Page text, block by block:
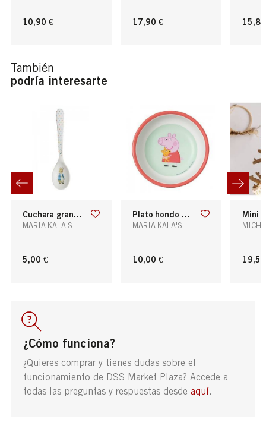
10,90 € 17,90 €
También
podría interesarte
cuchara grande peter rabbit
MARIA KALA'S
5,00 €
plato hondo peppa pig
MARIA KALA'S
10,00 €
mini estrella
¿Cómo funciona?
¿Quieres comprar y tienes dudas sobre el
funcionamiento de DSS Market Plaza? Accede a
todas las preguntas y respuestas desde aquí .